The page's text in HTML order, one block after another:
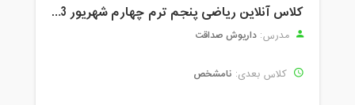
کلاس آنلاین ریاضی پنجم ترم چهارم شهریور 1403
مدرس: داریوش صداقت
کلاس بعدی: نامشخص